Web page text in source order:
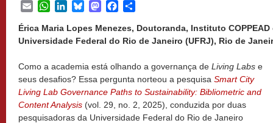
EmailWhatsApp
LinkedInBlueskyMastodonFacebook
Érica Maria Lopes Menezes, Doutoranda, Instituto
Universidade Federal do Rio de Janeiro (UFRJ), Rio de
Como a academia está olhando a governança de Living Labs e
seus desafios? Essa pergunta norteou a pesquisa Smart City
Living Lab Governance Paths to Sustainability: Bibliometric and
Content Analysis (vol. 29, no. 2, 2025), conduzida por duas
pesquisadoras da Universidade Federal do Rio de Janeiro